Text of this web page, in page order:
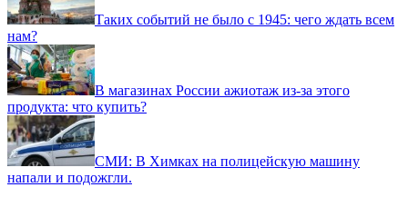
Таких событий не было с 1945: чего ждать всем
нам?
В магазинах России ажиотаж из-за этого
продукта: что купить?
СМИ: В Химках на полицейскую машину
напали и подожгли.